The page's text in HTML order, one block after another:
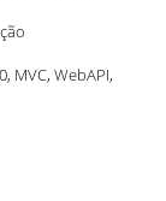
MVC, WebAPI,